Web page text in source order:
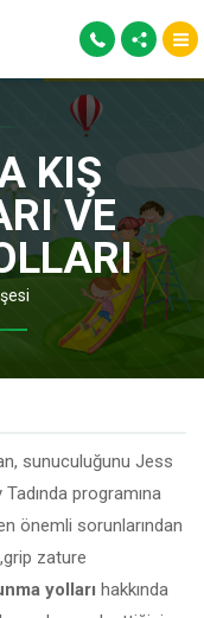
KIŞ
VE
sunuculuğunu Jess
programına
önemli sorunlarından
zature
yolları hakkında